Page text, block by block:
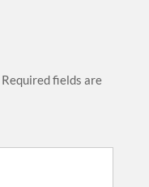
Required fields are